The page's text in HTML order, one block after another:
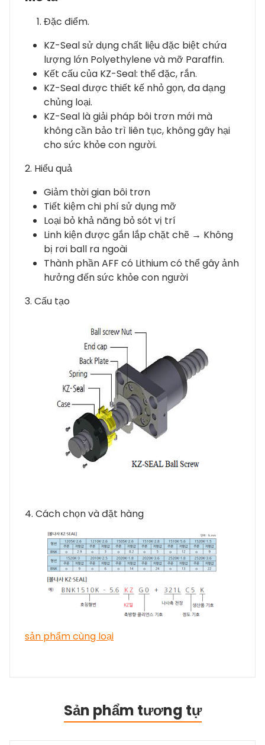
Đặc điểm.
KZ-Seal sử dụng chất liệu đặc biệt chứa
lượng lớn Polyethylene và mỡ Paraffin.
Kết cấu của KZ-Seal: thể đặc, rắn.
KZ-Seal được thiết kế nhỏ gọn, đa dạng
chủng loại.
KZ-Seal là giải pháp bôi trơn mới mà
không cần bảo trì liên tục, không gây hại
cho sức khỏe con người.
2. Hiểu quả
Giảm thời gian bôi trơn
Tiết kiệm chi phí sử dụng mỡ
Loại bỏ khả năng bỏ sót vị trí
Linh kiện được gắn lắp chặt chẽ → Không
bị rơi ball ra ngoài
Thành phần AFF có Lithium có thể gây ảnh
hưởng đến sức khỏe con người
3. Cấu tạo
4. Cách chọn và đặt hàng
sản phẩm cùng loại
Sản phẩm tương tự